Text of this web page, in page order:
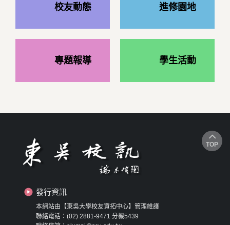
校友動態 進修園地
專題報導 學生活動
發行資訊
本網站由【東吳大學校友資拓中心】管理維護
聯絡電話：(02) 2881-9471 分機5439
TOP